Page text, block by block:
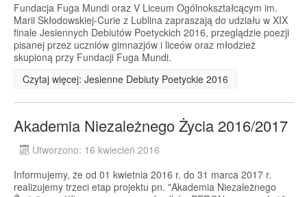
Fundacja Fuga Mundi oraz V Liceum Ogólnokształcącym im.
Marii Skłodowskiej-Curie z Lublina zapraszają do udziału w XIX
finale Jesiennych Debiutów Poetyckich 2016, przeglądzie poezji
pisanej przez uczniów gimnazjów i liceów oraz młodzież
skupioną przy Fundacji Fuga Mundi.
Czytaj więcej: Jesienne Debiuty Poetyckie 2016
Akademia Niezależnego Życia 2016/2017
Utworzono: 16 kwiecień 2016
Informujemy, że od 01 kwietnia 2016 r. do 31 marca 2017 r.
realizujemy trzeci etap projektu pn. "Akademia Niezależnego